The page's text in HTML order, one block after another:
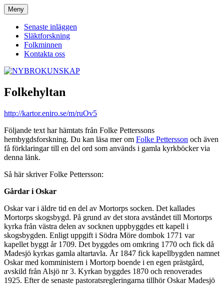
Hoppa
till
innehåll
NYBROKUNSKAP
Meny
Senaste inläggen
Släktforskning
Folkminnen
Kontakta oss
Folkehyltan
http://kartor.eniro.se/m/ruOv5
Följande text har hämtats från Folke Petterssons
hembygdsforskning. Du kan läsa mer om Folke Pettersson och även
få förklaringar till en del ord som används i gamla kyrkböcker via
denna länk.
Så här skriver Folke Pettersson:
Gårdar i Oskar
Oskar var i äldre tid en del av Mortorps socken. Det kallades
Mortorps skogsbygd. På grund av det stora avståndet till Mortorps
kyrka från västra delen av socknen uppbyggdes ett kapell i
skogsbygden. Enligt uppgift i Södra Möre dombok 1771 var
kapellet byggt år 1709. Det byggdes om omkring 1770 och fick då
Madesjö kyrkas gamla altartavla. År 1847 fick kapellbygden namnet
Oskar med komministern i Mortorp boende i en egen prästgård,
avskild från Alsjö nr 3. Kyrkan byggdes 1870 och renoverades
1925. Efter de senaste pastoratsregleringarna tillhör Oskar Madesjö